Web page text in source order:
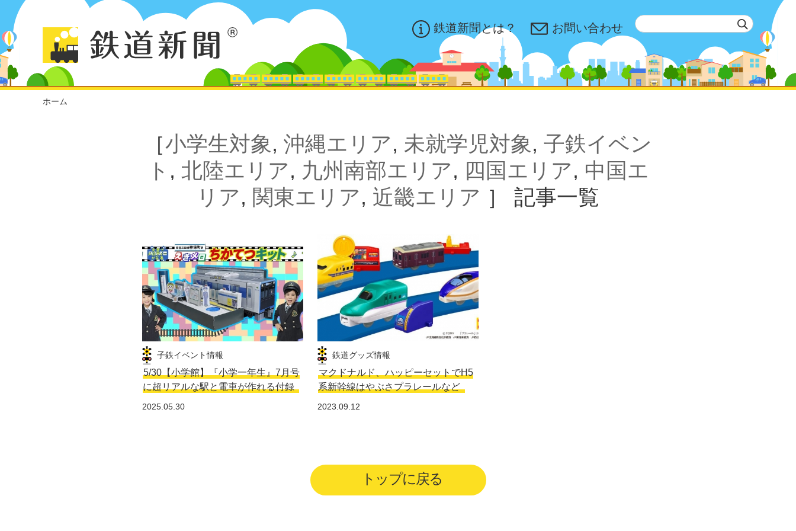
鉄道新聞とは？ お問い合わせ
ホーム
［小学生対象, 沖縄エリア, 未就学児対象, 子鉄イベン
ト , 北陸エリア, 九州南部エリア, 四国エリア, 中国エ
リア, 関東エリア, 近畿エリア ］ 記事一覧
子鉄イベント情報
5/30【小学館】『小学一年生』7月号
に超リアルな駅と電車が作れる付録
2025.05.30
鉄道グッズ情報
マクドナルド、ハッピーセットでH5
系新幹線はやぶさプラレールなど
2023.09.12
トップに戻る